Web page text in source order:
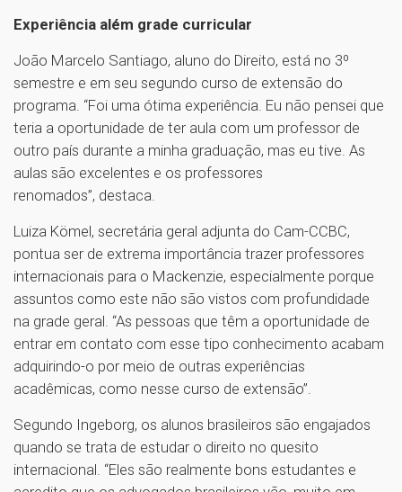
Experiência além grade curricular
João Marcelo Santiago, aluno do Direito, está no 3º
semestre e em seu segundo curso de extensão do
programa. “Foi uma ótima experiência. Eu não pensei que
teria a oportunidade de ter aula com um professor de
outro país durante a minha graduação, mas eu tive. As
aulas são excelentes e os professores
renomados”, destaca.
Luiza Kömel, secretária geral adjunta do Cam-CCBC,
pontua ser de extrema importância trazer professores
internacionais para o Mackenzie, especialmente porque
assuntos como este não são vistos com profundidade
na grade geral. “As pessoas que têm a oportunidade de
entrar em contato com esse tipo conhecimento acabam
adquirindo-o por meio de outras experiências
acadêmicas, como nesse curso de extensão”.
Segundo Ingeborg, os alunos brasileiros são engajados
quando se trata de estudar o direito no quesito
internacional. “Eles são realmente bons estudantes e